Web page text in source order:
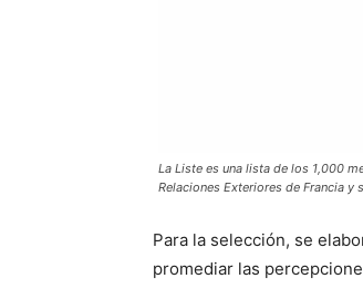
La Liste es una lista de los 1,000
Relaciones Exteriores de Francia y
Para la selección, se
promediar las